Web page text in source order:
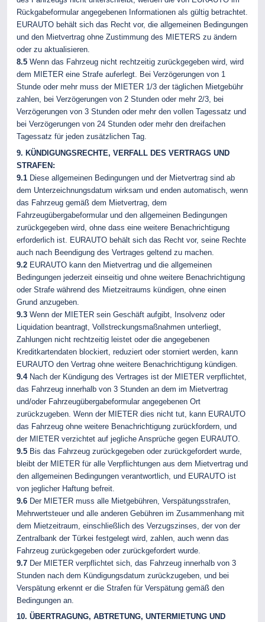
Rückgabeformular angegebenen Informationen als gültig betrachtet.
EURAUTO behält sich das Recht vor, die allgemeinen Bedingungen
und den Mietvertrag ohne Zustimmung des MIETERS zu ändern
oder zu aktualisieren.
8.5 Wenn das Fahrzeug nicht rechtzeitig zurückgegeben wird, wird
dem MIETER eine Strafe auferlegt. Bei Verzögerungen von 1
Stunde oder mehr muss der MIETER 1/3 der täglichen Mietgebühr
zahlen, bei Verzögerungen von 2 Stunden oder mehr 2/3, bei
Verzögerungen von 3 Stunden oder mehr den vollen Tagessatz und
bei Verzögerungen von 24 Stunden oder mehr den dreifachen
Tagessatz für jeden zusätzlichen Tag.
9. KÜNDIGUNGSRECHTE, VERFALL DES VERTRAGS UND
STRAFEN:
9.1 Diese allgemeinen Bedingungen und der Mietvertrag sind ab
dem Unterzeichnungsdatum wirksam und enden automatisch, wenn
das Fahrzeug gemäß dem Mietvertrag, dem
Fahrzeugübergabeformular und den allgemeinen Bedingungen
zurückgegeben wird, ohne dass eine weitere Benachrichtigung
erforderlich ist. EURAUTO behält sich das Recht vor, seine Rechte
auch nach Beendigung des Vertrages geltend zu machen.
9.2 EURAUTO kann den Mietvertrag und die allgemeinen
Bedingungen jederzeit einseitig und ohne weitere Benachrichtigung
oder Strafe während des Mietzeitraums kündigen, ohne einen
Grund anzugeben.
9.3 Wenn der MIETER sein Geschäft aufgibt, Insolvenz oder
Liquidation beantragt, Vollstreckungsmaßnahmen unterliegt,
Zahlungen nicht rechtzeitig leistet oder die angegebenen
Kreditkartendaten blockiert, reduziert oder storniert werden, kann
EURAUTO den Vertrag ohne weitere Benachrichtigung kündigen.
9.4Nach der Kündigung des Vertrages ist der MIETER verpflichtet,
das Fahrzeug innerhalb von 3 Stunden an dem im Mietvertrag
und/oder Fahrzeugübergabeformular angegebenen Ort
zurückzugeben. Wenn der MIETER dies nicht tut, kann EURAUTO
das Fahrzeug ohne weitere Benachrichtigung zurückfordern, und
der MIETER verzichtet auf jegliche Ansprüche gegen EURAUTO.
9.5 Bis das Fahrzeug zurückgegeben oder zurückgefordert wurde,
bleibt der MIETER für alle Verpflichtungen aus dem Mietvertrag und
den allgemeinen Bedingungen verantwortlich, und EURAUTO ist
von jeglicher Haftung befreit.
9.6 Der MIETER muss alle Mietgebühren, Verspätungsstrafen,
Mehrwertsteuer und alle anderen Gebühren im Zusammenhang mit
dem Mietzeitraum, einschließlich des Verzugszinses, der von der
Zentralbank der Türkei festgelegt wird, zahlen, auch wenn das
Fahrzeug zurückgegeben oder zurückgefordert wurde.
9.7 Der MIETER verpflichtet sich, das Fahrzeug innerhalb von 3
Stunden nach dem Kündigungsdatum zurückzugeben, und bei
Verspätung erkennt er die Strafen für Verspätung gemäß den
Bedingungen an.
10. ÜBERTRAGUNG, ABTRETUNG, UNTERMIETUNG UND